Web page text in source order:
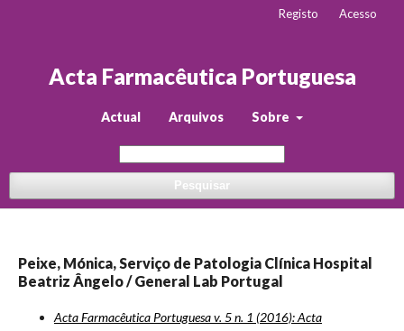
Acta Farmacêutica Portuguesa
Actual Arquivos Sobre
Pesquisar
Registo Acesso
Peixe, Mónica, Serviço de Patologia Clínica Hospital
Beatriz Ângelo / General Lab Portugal
Acta Farmacêutica Portuguesa v. 5 n. 1 (2016): Acta